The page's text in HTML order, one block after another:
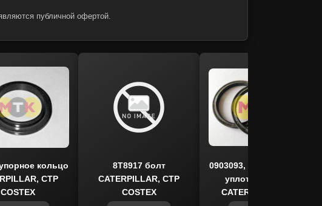
публичной офертой.
кольцо
CTP
COSTEX
8T8917 болт
CATERPILLAR, CTP
COSTEX
0903093, 903093 кольцо
уплотнительное
CATERPILLAR, ITR